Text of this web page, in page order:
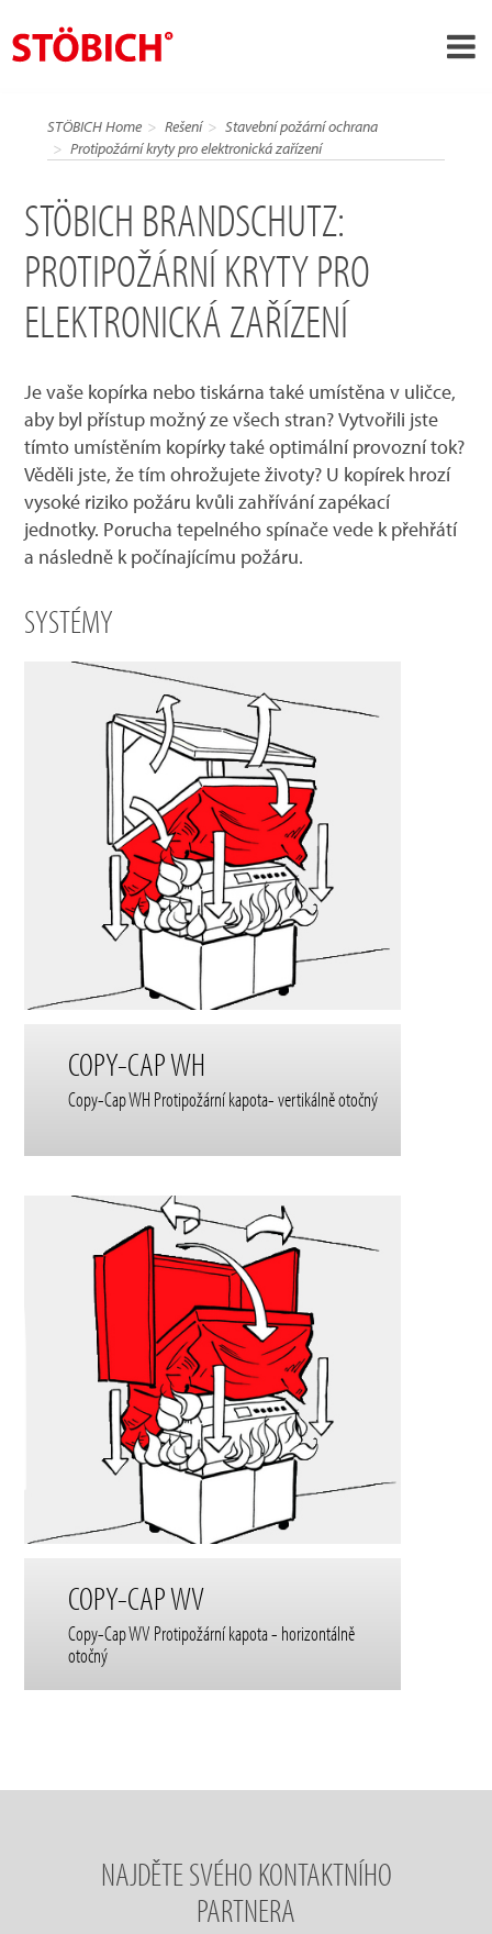
O nás
Rešení
Pověření
Tematické světy
Zprávy
STÖBICH Home Rešení
Stavební požární ochrana
Protipožární kryty pro elektronická zařízení
STÖBICH BRANDSCHUTZ:
PROTIPOŽÁRNÍ KRYTY PRO
ELEKTRONICKÁ ZAŘÍZENÍ
Je vaše kopírka nebo tiskárna také umístěna v uličce,
aby byl přístup možný ze všech stran? Vytvořili jste
tímto umístěním kopírky také optimální provozní tok?
Věděli jste, že tím ohrožujete životy? U kopírek hrozí
vysoké riziko požáru kvůli zahřívání zapékací
jednotky. Porucha tepelného spínače vede k přehřátí
a následně k počínajícímu požáru.
SYSTÉMY
COPY-CAP WH
Copy-Cap WH Protipožární kapota- vertikálně otočný
COPY-CAP WV
Copy-Cap WV Protipožární kapota - horizontálně
otočný
NAJDĚTE SVÉHO KONTAKTNÍHO
PARTNERA